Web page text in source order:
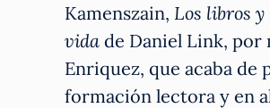
Kamenszain, Los libros
vida de Daniel Link, por
Enriquez, que acaba de
formación lectora y en